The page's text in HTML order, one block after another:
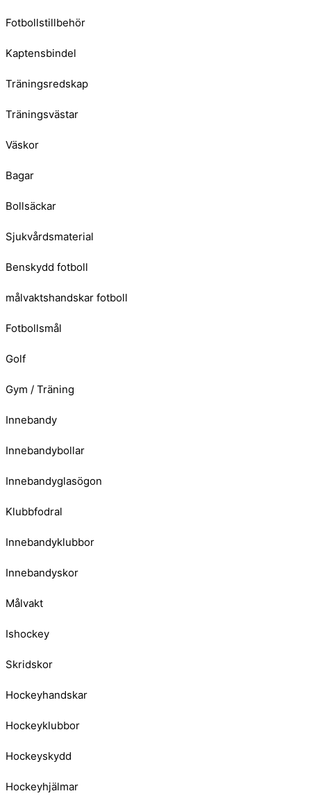
Fotbollstillbehör
Kaptensbindel
Träningsredskap
Träningsvästar
Väskor
Bagar
Bollsäckar
Sjukvårdsmaterial
Benskydd fotboll
målvaktshandskar fotboll
Fotbollsmål
Golf
Gym / Träning
Innebandy
Innebandybollar
Innebandyglasögon
Klubbfodral
Innebandyklubbor
Innebandyskor
Målvakt
Ishockey
Skridskor
Hockeyhandskar
Hockeyklubbor
Hockeyskydd
Hockeyhjälmar